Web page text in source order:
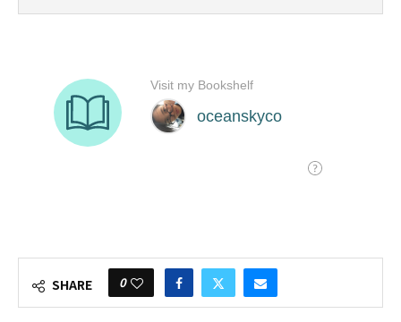
SHARE 0